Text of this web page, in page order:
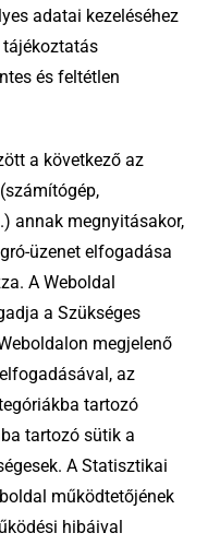
adatai kezeléséhez
tájékoztatás
és feltétlen
a következő az
annak megnyitásakor,
üzenet elfogadása
A Weboldal
a Szükséges
megjelenő
az
tartozó
tartozó sütik a
A Statisztikai
működtetőjének
hibáival